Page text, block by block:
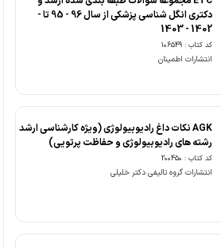
دکتری انگل شناسی پزشکی از سال 96 - 95 تا -
1402 - 1403
کد کتاب : 106549
انتشارات اطمینان
AGK نکات داغ رادیوبیولوژی (ویژه کارشناسی ارشد
رشته های رادیوبیولوژی و حفاظت پرتویی)
کد کتاب : 200450
انتشارات گروه تالیفی دکتر خلیلی